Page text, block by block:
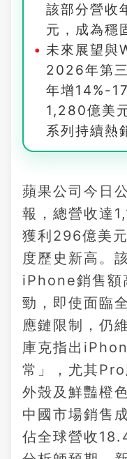
該部分營收
元，成為穩
未來展望與
2026年第
年增14%-
1,280億美
系列持續熱
蘋果公司今日
報，總營收達
獲利296億美
度歷史新高。
iPhone銷售額
勁，即使面臨
應鏈限制，仍
庫克指出
常」，尤其
外殼及鮮豔橙
中國市場銷售
佔全球營收